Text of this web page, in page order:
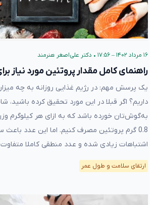
۱۶ مرداد ۱۴۰۲ – ۱۷:۵۶ • دکتر علی‌اصغر هنرمند
راهنمای کامل مقدار پروتئین مورد نیاز
یک پرسش مهم: در رژیم غذایی‌ روزانه به چه
داریم؟ اگر قبلا در این مورد تحقیق کرده ‌باشید،
به‌گوش‌تان خورده باشد که به ازای هر کیلوگرم
0.8 گرم پروتئین مصرف کنیم. اما این عدد باعث
اشتباهات زیادی شده و عدد منطقی کاملا
ارتقای سلامت و طول عمر